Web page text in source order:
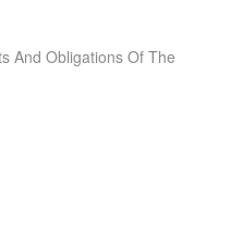
Obligations Of The